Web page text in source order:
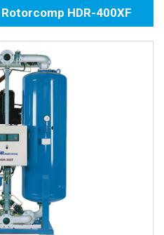
HDR-400XF